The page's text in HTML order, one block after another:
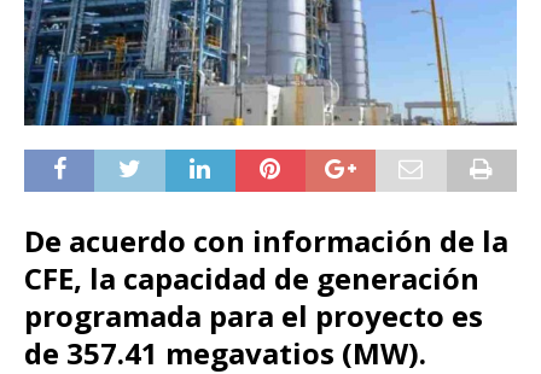
De acuerdo con información de la
CFE, la capacidad de generación
programada para el proyecto es
de 357.41 megavatios (MW).